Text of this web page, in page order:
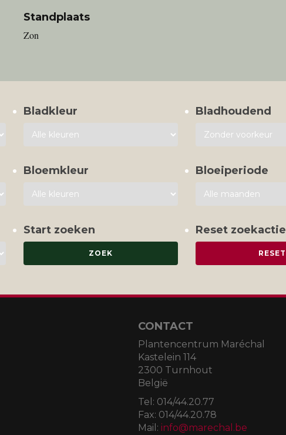
Standplaats
Zon
Bladkleur Bladhoudend
Bloemkleur Bloeiperiode
Start zoeken Reset zoekactie
CONTACT
Plantencentrum Maréchal
Kastelein 114
2300 Turnhout
België
Tel: 014/44.20.77
Fax: 014/44.20.78
Mail: info@marechal.be